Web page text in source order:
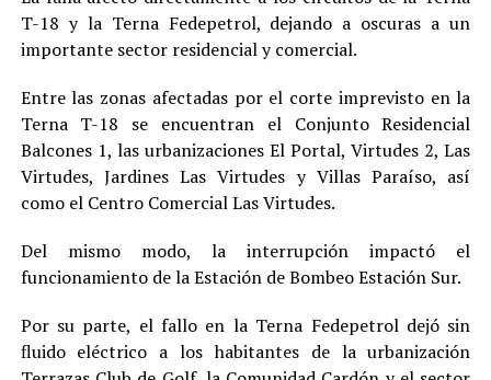
T-18 y la Terna Fedepetrol, dejando a oscuras a un
importante sector residencial y comercial.
Entre las zonas afectadas por el corte imprevisto en la
Terna T-18 se encuentran el Conjunto Residencial
Balcones 1, las urbanizaciones El Portal, Virtudes 2, Las
Virtudes, Jardines Las Virtudes y Villas Paraíso, así
como el Centro Comercial Las Virtudes.
Del mismo modo, la interrupción impactó el
funcionamiento de la Estación de Bombeo Estación Sur.
Por su parte, el fallo en la Terna Fedepetrol dejó sin
fluido eléctrico a los habitantes de la urbanización